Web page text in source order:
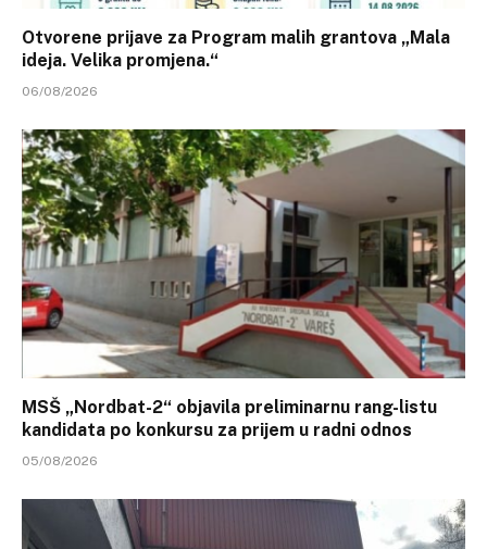
Otvorene prijave za Program malih grantova „Mala
ideja. Velika promjena.“
06/08/2026
MSŠ „Nordbat-2“ objavila preliminarnu rang-listu
kandidata po konkursu za prijem u radni odnos
05/08/2026